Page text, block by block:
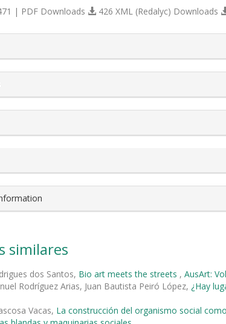
| PDF Downloads 426 XML (Redalyc) Downloads
similares
dos Santos, Bio art meets the streets , AusArt:
Rodríguez Arias, Juan Bautista Peiró López, ¿Hay
Vacas, La construcción del organismo social